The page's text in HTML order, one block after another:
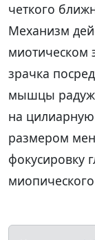
четкого
Механизм
зрачка
мышцы
на
размером
фокусировку